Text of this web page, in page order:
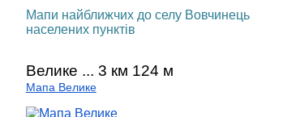
Мапи найближчих до селу Вовчинець
населених пунктів
Велике ... 3 км 124 м
Мапа Велике